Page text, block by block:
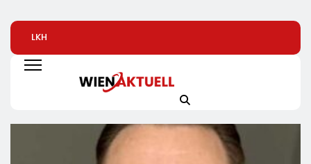
LKH
Krankenversicherung
Dreifach
Ausgezeichnet
Pizzeria: Gustavo
Innovationsprojekt
„Gustavomat“ An Den
Insolvenzen Sind